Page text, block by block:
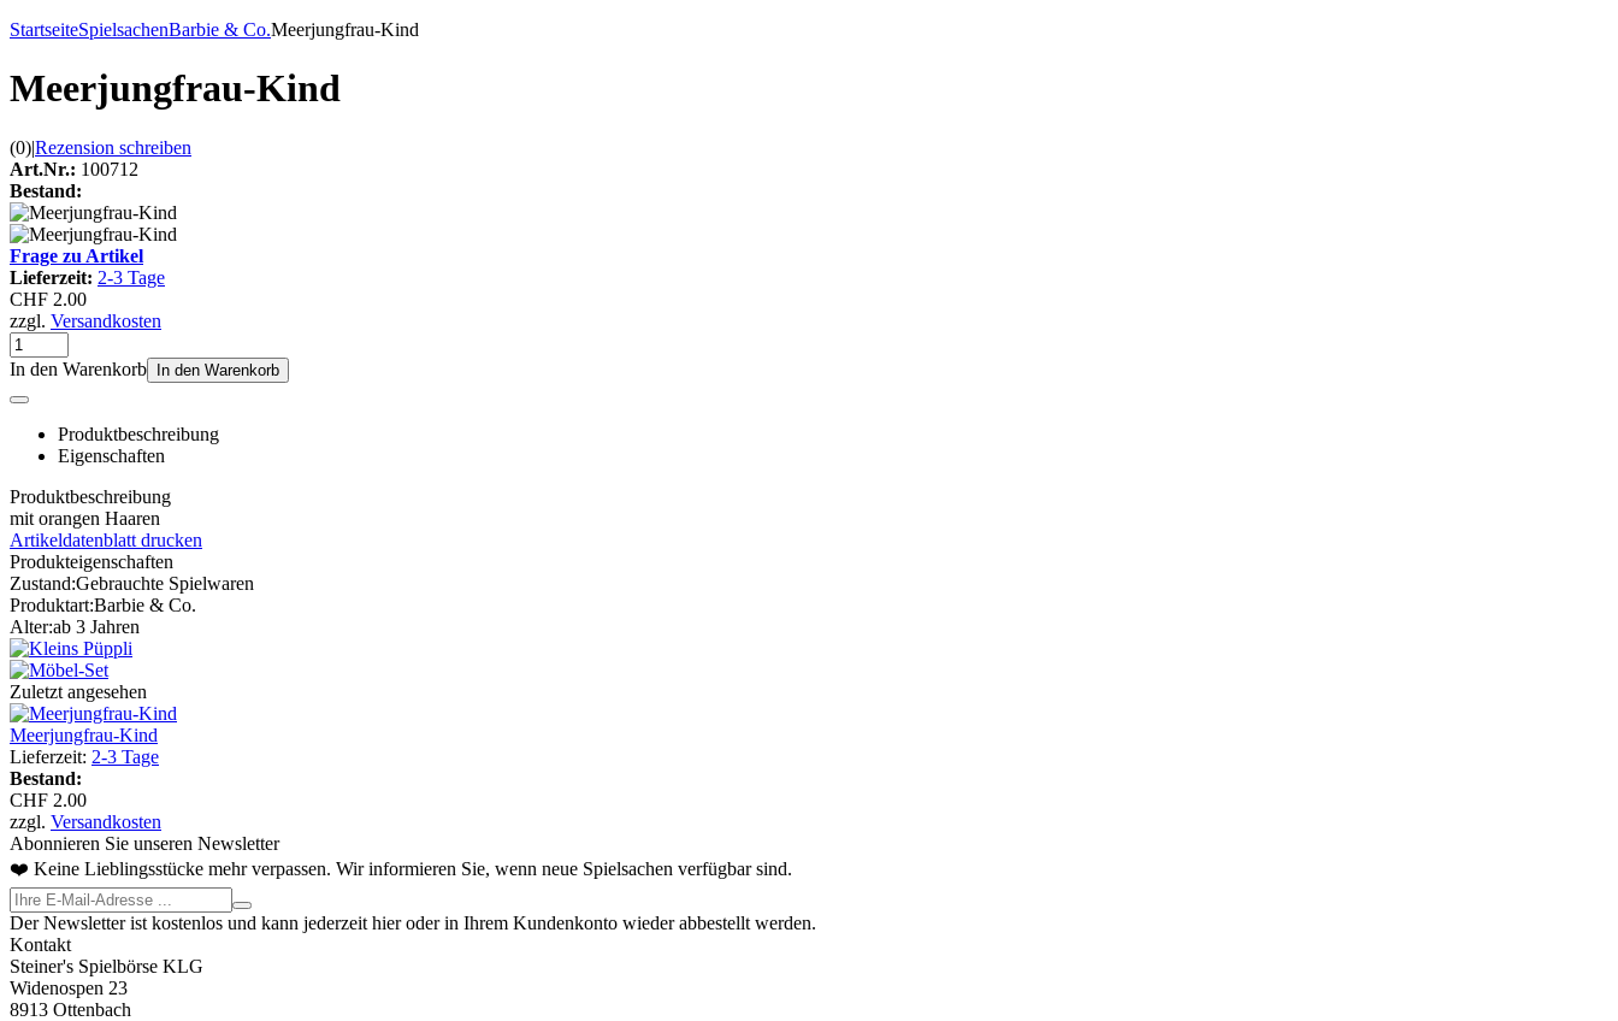
StartseiteSpielsachenBarbie & Co.Meerjungfrau-Kind
Meerjungfrau-Kind
(0)|Rezension schreiben
Art.Nr.: 100712
Bestand:
Frage zu Artikel
Lieferzeit: 2-3 Tage
CHF 2.00
zzgl. Versandkosten
In den Warenkorb In den Warenkorb
Produktbeschreibung
Eigenschaften
Produktbeschreibung
mit orangen Haaren
Artikeldatenblatt drucken
Produkteigenschaften
Zustand:Gebrauchte Spielwaren
Produktart:Barbie & Co.
Alter:ab 3 Jahren
Zuletzt angesehen
Meerjungfrau-Kind
Lieferzeit: 2-3 Tage
Bestand:
CHF 2.00
zzgl. Versandkosten
Abonnieren Sie unseren Newsletter
❤️ Keine Lieblingsstücke mehr verpassen. Wir informieren Sie, wenn neue Spielsachen verfügbar sind.
Der Newsletter ist kostenlos und kann jederzeit hier oder in Ihrem Kundenkonto wieder abbestellt werden.
Kontakt
Steiner's Spielbörse KLG
Widenospen 23
8913 Ottenbach